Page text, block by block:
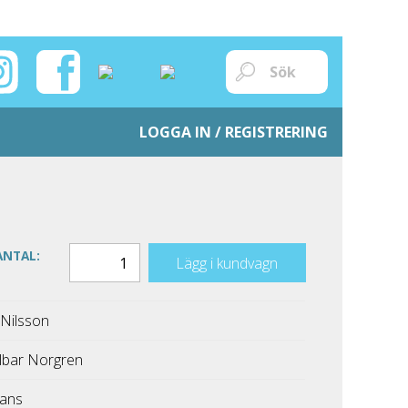
LOGGA IN / REGISTRERING
Lägg i kundvagn
Norgren